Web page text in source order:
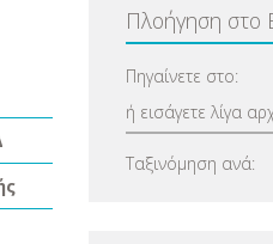
Πλοήγηση στο
Πηγαίνετε στο:
ή εισάγετε λίγα
Ταξινόμηση ανά: